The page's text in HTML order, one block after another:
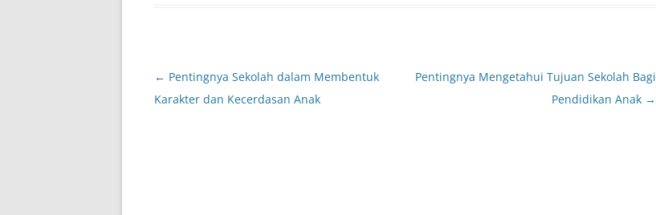
Post
navigation
← Pentingnya Sekolah dalam Membentuk
Karakter dan Kecerdasan Anak
Pentingnya Mengetahui Tujuan Sekolah Bagi
Pendidikan Anak →